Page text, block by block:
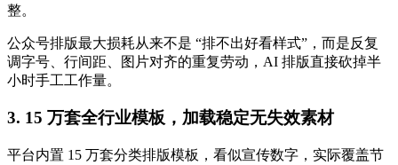
整。
公众号排版最大损耗从来不是 “排不出好看样式”，而是反复
调字号、行间距、图片对齐的重复劳动，AI 排版直接砍掉半
小时手工工作量。
3. 15 万套全行业模板，加载稳定无失效素材
平台内置 15 万套分类排版模板，看似宣传数字，实际覆盖节